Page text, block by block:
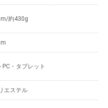
約430g
・タブレット
エステル